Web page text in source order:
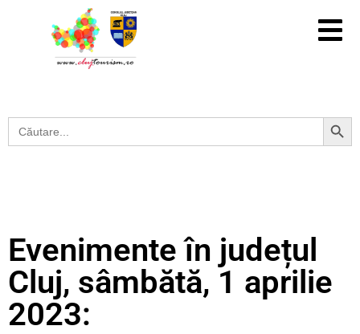
Search
for:
Search Button
Evenimente în județul
Cluj, sâmbătă, 1 aprilie
2023: